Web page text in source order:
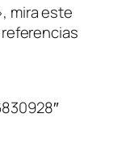
mira este